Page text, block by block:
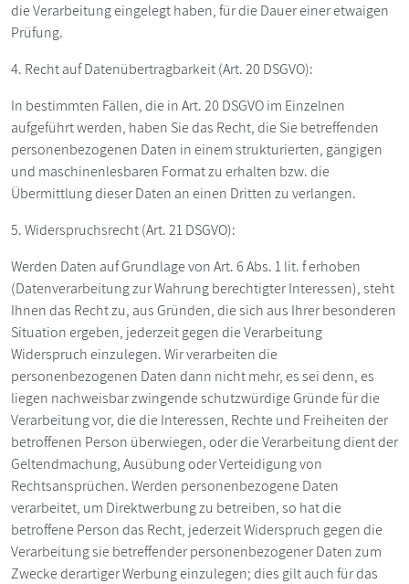
die Verarbeitung eingelegt haben, für die Dauer einer etwaigen
Prüfung.
4. Recht auf Datenübertragbarkeit (Art. 20 DSGVO):
In bestimmten Fällen, die in Art. 20 DSGVO im Einzelnen
aufgeführt werden, haben Sie das Recht, die Sie betreffenden
personenbezogenen Daten in einem strukturierten, gängigen
und maschinenlesbaren Format zu erhalten bzw. die
Übermittlung dieser Daten an einen Dritten zu verlangen.
5. Widerspruchsrecht (Art. 21 DSGVO):
Werden Daten auf Grundlage von Art. 6 Abs. 1 lit. f erhoben
(Datenverarbeitung zur Wahrung berechtigter Interessen), steht
Ihnen das Recht zu, aus Gründen, die sich aus Ihrer besonderen
Situation ergeben, jederzeit gegen die Verarbeitung
Widerspruch einzulegen. Wir verarbeiten die
personenbezogenen Daten dann nicht mehr, es sei denn, es
liegen nachweisbar zwingende schutzwürdige Gründe für die
Verarbeitung vor, die die Interessen, Rechte und Freiheiten der
betroffenen Person überwiegen, oder die Verarbeitung dient der
Geltendmachung, Ausübung oder Verteidigung von
Rechtsansprüchen. Werden personenbezogene Daten
verarbeitet, um Direktwerbung zu betreiben, so hat die
betroffene Person das Recht, jederzeit Widerspruch gegen die
Verarbeitung sie betreffender personenbezogener Daten zum
Zwecke derartiger Werbung einzulegen; dies gilt auch für das